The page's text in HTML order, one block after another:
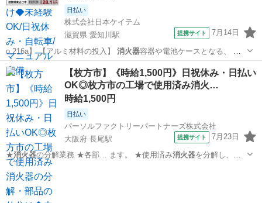
日払い
株式会社日本ケイテム
滋賀県 愛知川駅
提携サイト 7月14日
o.216a】 【アルミ材料の投入】 消火器容器や電池ケースとなる、 ア
ルミニウム…
滋賀 東近江市 愛知川駅 工場
【枚方市】《時給1,500円》日祝休み・日払い
OK◎枚方市の工場で使用済み消火…
時給1,500円
日払い
パーソルファクトリーパートナーズ株式会社
大阪府 長尾駅
提携サイト 7月23日
★消火器の分解業務 ★各部… ます。 ★使用済み消火器を分解し、部
品を取… ます! ★使用済み
大阪 枚方市